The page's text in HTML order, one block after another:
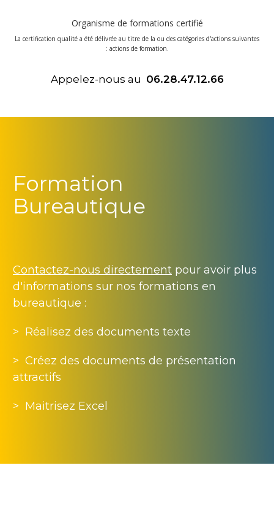
Organisme de formations certifié
La certification qualité a été délivrée au titre de la ou des catégories d'actions suivantes
: actions de formation.
Appelez-nous au 06.28.47.12.66
Formation
Bureautique
Contactez-nous directement pour avoir plus
d'informations sur nos formations en
bureautique :
> Réalisez des documents texte
> Créez des documents de présentation
attractifs
> Maitrisez Excel